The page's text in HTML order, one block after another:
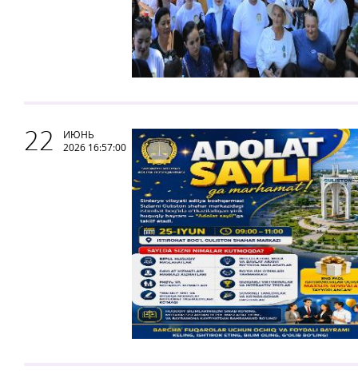
22
ИЮНЬ
2026 16:57:00